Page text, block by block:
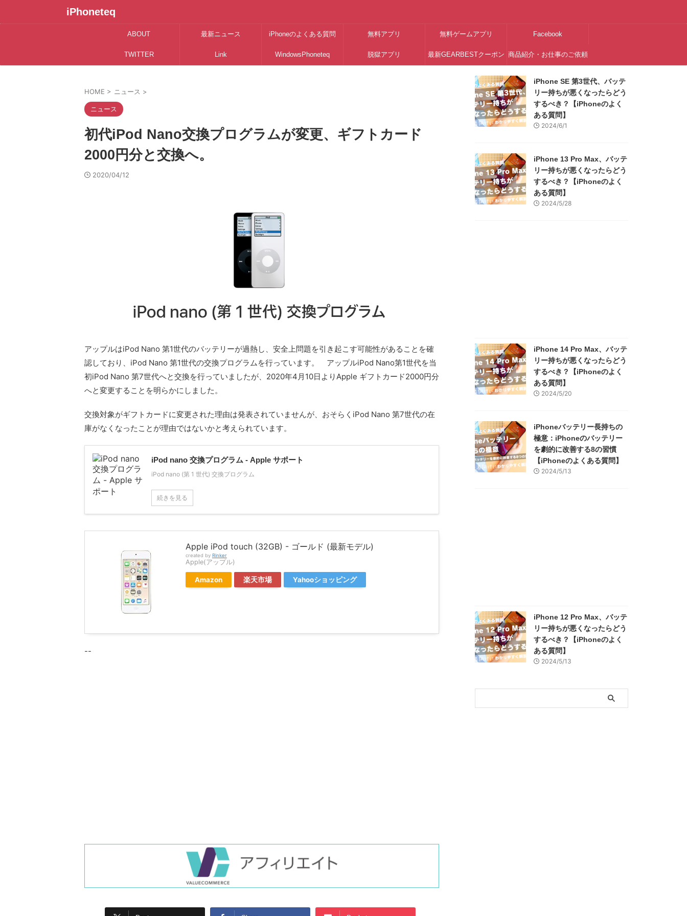
iPhoneteq
ABOUT 最新ニュース iPhoneのよくある質問 無料アプリ 無料ゲームアプリ Facebook
TWITTER Link WindowsPhoneteq 脱獄アプリ 最新GEARBESTクーポン 商品紹介・お仕事のご依頼
HOME > ニュース >
ニュース
初代iPod Nano交換プログラムが変更、ギフトカード
2000円分と交換へ。
2020/04/12
アップルはiPod Nano 第1世代のバッテリーが過熱し、安全上問題を引き起こす可能性があることを確
認しており、iPod Nano 第1世代の交換プログラムを行っています。 アップルiPod Nano第1世代を当
初iPod Nano 第7世代へと交換を行っていましたが、2020年4月10日よりApple ギフトカード2000円分
へと変更することを明らかにしました。
交換対象がギフトカードに変更された理由は発表されていませんが、おそらくiPod Nano 第7世代の在
庫がなくなったことが理由ではないかと考えられています。
iPod nano 交換プログラム - Apple サポート
iPod nano (第 1 世代) 交換プログラム
続きを見る
Apple iPod touch (32GB) - ゴールド (最新モデル)
created by Rinker
Apple(アップル)
Amazon 楽天市場 Yahooショッピング
--
iPhone SE 第3世代、バッテ
リー持ちが悪くなったらどう
するべき？【iPhoneのよく
ある質問】
2024/6/1
iPhone 13 Pro Max、バッテ
リー持ちが悪くなったらどう
するべき？【iPhoneのよく
ある質問】
2024/5/28
iPhone 14 Pro Max、バッテ
リー持ちが悪くなったらどう
するべき？【iPhoneのよく
ある質問】
2024/5/20
iPhoneバッテリー長持ちの
極意：iPhoneのバッテリー
を劇的に改善する8の習慣
【iPhoneのよくある質問】
2024/5/13
iPhone 12 Pro Max、バッテ
リー持ちが悪くなったらどう
するべき？【iPhoneのよく
ある質問】
2024/5/13